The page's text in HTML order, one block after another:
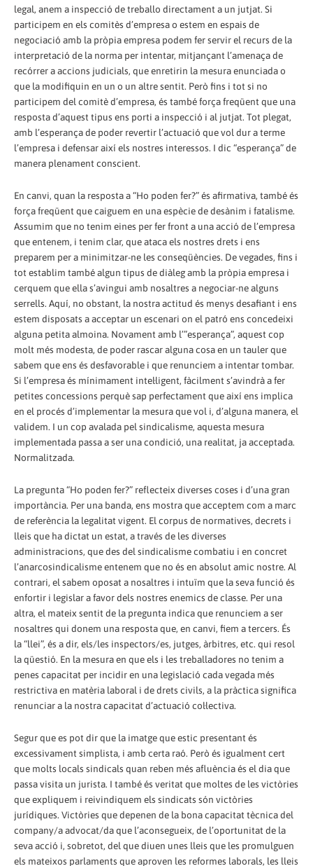
legal, anem a inspecció de treballo directament a un jutjat. Si
participem en els comitès d’empresa o estem en espais de
negociació amb la pròpia empresa podem fer servir el recurs de la
interpretació de la norma per intentar, mitjançant l’amenaça de
recórrer a accions judicials, que enretirin la mesura enunciada o
que la modifiquin en un o un altre sentit. Però fins i tot si no
participem del comitè d’empresa, és també força freqüent que una
resposta d’aquest tipus ens porti a inspecció i al jutjat. Tot plegat,
amb l’esperança de poder revertir l’actuació que vol dur a terme
l’empresa i defensar així els nostres interessos. I dic “esperança” de
manera plenament conscient.
En canvi, quan la resposta a “Ho poden fer?” és afirmativa, també és
força freqüent que caiguem en una espècie de desànim i fatalisme.
Assumim que no tenim eines per fer front a una acció de l’empresa
que entenem, i tenim clar, que ataca els nostres drets i ens
preparem per a minimitzar-ne les conseqüències. De vegades, fins i
tot establim també algun tipus de diàleg amb la pròpia empresa i
cerquem que ella s’avingui amb nosaltres a negociar-ne alguns
serrells. Aquí, no obstant, la nostra actitud és menys desafiant i ens
estem disposats a acceptar un escenari on el patró ens concedeixi
alguna petita almoina. Novament amb l’”esperança”, aquest cop
molt més modesta, de poder rascar alguna cosa en un tauler que
sabem que ens és desfavorable i que renunciem a intentar tombar.
Si l’empresa és mínimament intel·ligent, fàcilment s’avindrà a fer
petites concessions perquè sap perfectament que així ens implica
en el procés d’implementar la mesura que vol i, d’alguna manera, el
validem. I un cop avalada pel sindicalisme, aquesta mesura
implementada passa a ser una condició, una realitat, ja acceptada.
Normalitzada.
La pregunta “Ho poden fer?” reflecteix diverses coses i d’una gran
importància. Per una banda, ens mostra que acceptem com a marc
de referència la legalitat vigent. El corpus de normatives, decrets i
lleis que ha dictat un estat, a través de les diverses
administracions, que des del sindicalisme combatiu i en concret
l’anarcosindicalisme entenem que no és en absolut amic nostre. Al
contrari, el sabem oposat a nosaltres i intuïm que la seva funció és
enfortir i legislar a favor dels nostres enemics de classe. Per una
altra, el mateix sentit de la pregunta indica que renunciem a ser
nosaltres qui donem una resposta que, en canvi, fiem a tercers. És
la “llei”, és a dir, els/les inspectors/es, jutges, àrbitres, etc. qui resol
la qüestió. En la mesura en que els i les treballadores no tenim a
penes capacitat per incidir en una legislació cada vegada més
restrictiva en matèria laboral i de drets civils, a la pràctica significa
renunciar a la nostra capacitat d’actuació col·lectiva.
Segur que es pot dir que la imatge que estic presentant és
excessivament simplista, i amb certa raó. Però és igualment cert
que molts locals sindicals quan reben més afluència és el dia que
passa visita un jurista. I també és veritat que moltes de les victòries
que expliquem i reivindiquem els sindicats són victòries
jurídiques. Victòries que depenen de la bona capacitat tècnica del
company/a advocat/da que l’aconsegueix, de l’oportunitat de la
seva acció i, sobretot, del que diuen unes lleis que les promulguen
els mateixos parlaments que aproven les reformes laborals, les lleis